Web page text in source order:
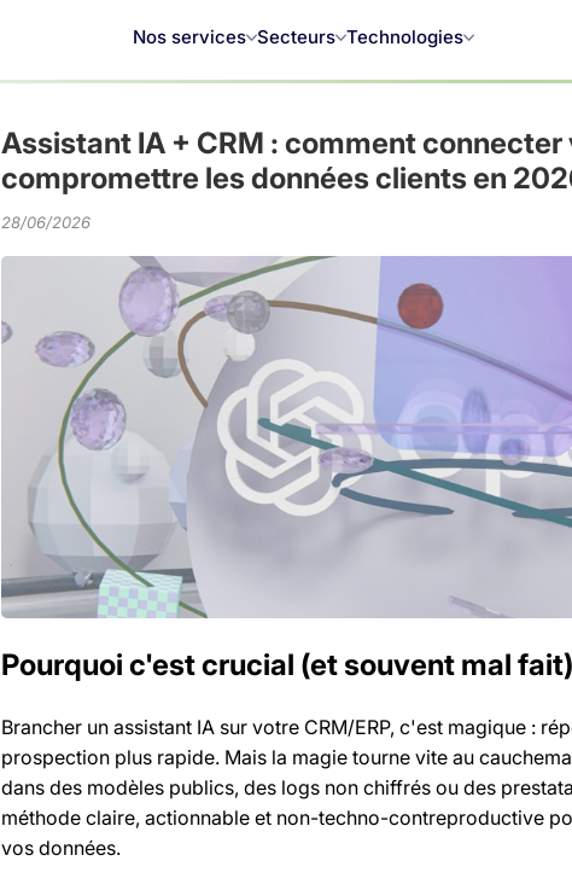
Nos services Secteurs Technologies
Assistant IA + CRM : comment connecter
compromettre les données clients en
28/06/2026
Pourquoi c'est crucial (et souvent mal fait)
Brancher un assistant IA sur votre CRM/ERP, c'est magique :
prospection plus rapide. Mais la magie tourne vite au
dans des modèles publics, des logs non chiffrés ou des
méthode claire, actionnable et non-techno-contreproductive
vos données.